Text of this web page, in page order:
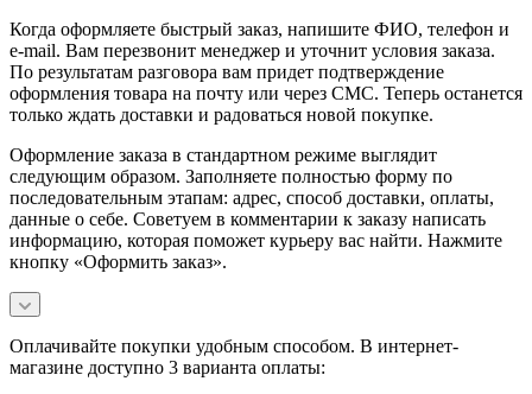
Когда оформляете быстрый заказ, напишите ФИО, телефон и
e-mail. Вам перезвонит менеджер и уточнит условия заказа.
По результатам разговора вам придет подтверждение
оформления товара на почту или через СМС. Теперь останется
только ждать доставки и радоваться новой покупке.
Оформление заказа в стандартном режиме выглядит
следующим образом. Заполняете полностью форму по
последовательным этапам: адрес, способ доставки, оплаты,
данные о себе. Советуем в комментарии к заказу написать
информацию, которая поможет курьеру вас найти. Нажмите
кнопку «Оформить заказ».
Оплачивайте покупки удобным способом. В интернет-
магазине доступно 3 варианта оплаты: